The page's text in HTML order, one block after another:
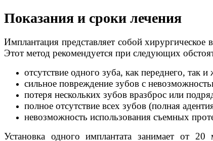
Показания и сроки лечения
Имплантация представляет собой
Этот метод рекомендуется при следующих
отсутствие одного зуба, как переднего, так
сильное повреждение зубов с
потеря нескольких зубов вразброс или
полное отсутствие всех зубов (полная
невозможность использования съемных
Установка одного имплантата занимает от